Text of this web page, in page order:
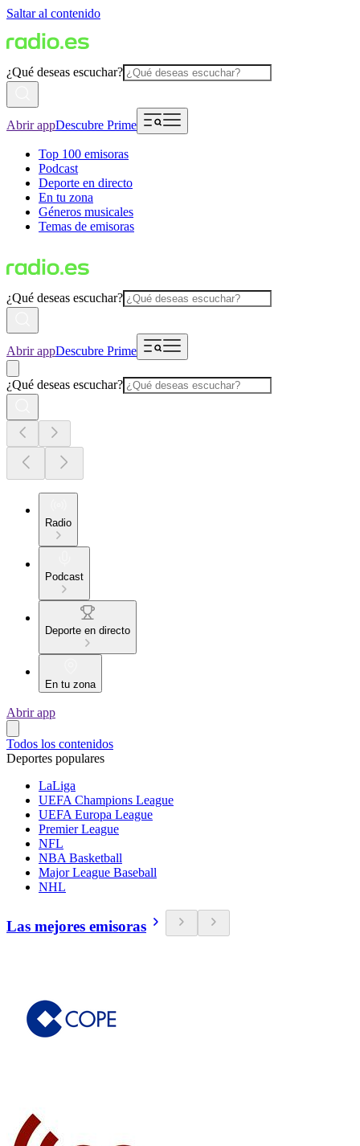
Saltar al contenido
¿Qué deseas escuchar?
Abrir appDescubre Prime
Top 100 emisoras
Podcast
Deporte en directo
En tu zona
Géneros musicales
Temas de emisoras
¿Qué deseas escuchar?
Abrir appDescubre Prime
¿Qué deseas escuchar?
Radio
Podcast
Deporte en directo
En tu zona
Abrir app
Todos los contenidos
Deportes populares
LaLiga
UEFA Champions League
UEFA Europa League
Premier League
NFL
NBA Basketball
Major League Baseball
NHL
Las mejores emisoras